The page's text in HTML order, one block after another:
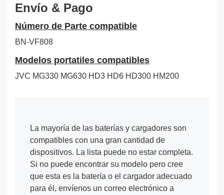
Envío & Pago
Número de Parte compatible
BN-VF808
Modelos portatiles compatibles
JVC MG330 MG630 HD3 HD6 HD300 HM200
La mayoría de las baterías y cargadores son
compatibles con una gran cantidad de
dispositivos. La lista puede no estar completa.
Si no puede encontrar su modelo pero cree
que esta es la batería o el cargador adecuado
para él, envíenos un correo electrónico a